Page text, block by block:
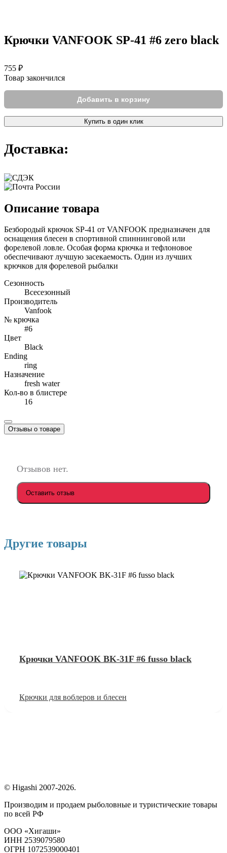
Крючки VANFOOK SP-41 #6 zero black
755 ₽
Товар закончился
Добавить в корзину
Купить в один клик
Доставка:
Описание товара
Безбородый крючок SP-41 от VANFOOK предназначен для
оснащения блесен в спортивной спиннинговой или
форелевой ловле. Особая форма крючка и тефлоновое
обеспечивают лучшую засекаемость. Один из лучших
крючков для форелевой рыбалки
Сезонность
Всесезонный
Производитель
Vanfook
№ крючка
#6
Цвет
Black
Ending
ring
Назначение
fresh water
Кол-во в блистере
16
Отзывы о товаре
Отзывов нет.
Оставить отзыв
Другие товары
Крючки VANFOOK BK-31F #6 fusso black
Крючки для воблеров и блесен
© Higashi 2007-2026.
Производим и продаем рыболовные и туристические товары
по всей РФ
ООО «Хигаши»
ИНН 2539079580
ОГРН 1072539000401